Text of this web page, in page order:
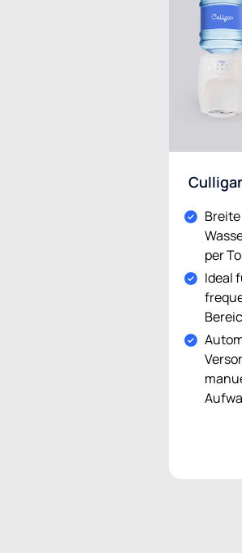
Breite
per
Ideal